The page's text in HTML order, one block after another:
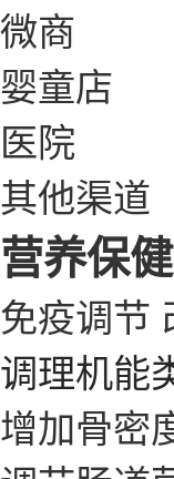
微商
婴童店
医院
其他渠道
营养保健
免疫调节
调理机能
增加骨密